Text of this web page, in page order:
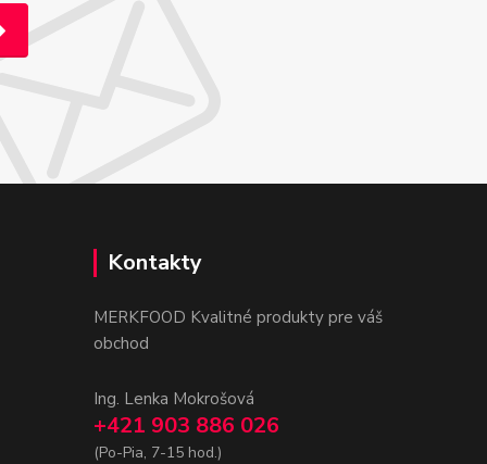
Kontakty
MERKFOOD Kvalitné produkty pre váš
obchod
Ing. Lenka Mokrošová
+421 903 886 026
(Po-Pia, 7-15 hod.)